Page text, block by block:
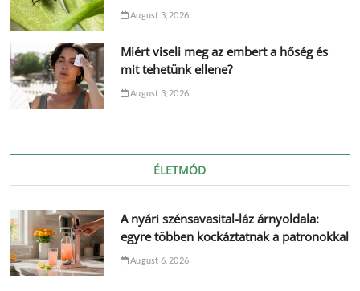
August 3, 2026
Miért viseli meg az embert a hőség és
mit tehetünk ellene?
August 3, 2026
ÉLETMÓD
A nyári szénsavasital-láz árnyoldala:
egyre többen kockáztatnak a patronokkal
August 6, 2026